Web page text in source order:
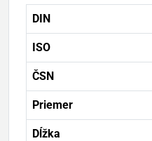
DIN
ISO
ČSN
Priemer
Dĺžka